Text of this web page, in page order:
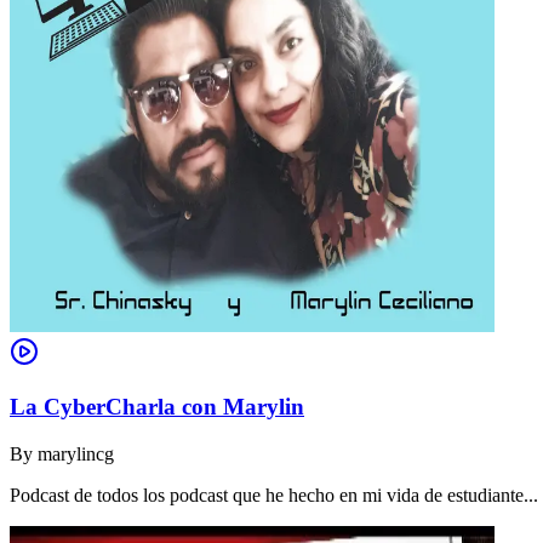
La CyberCharla con Marylin
By marylincg
Podcast de todos los podcast que he hecho en mi vida de